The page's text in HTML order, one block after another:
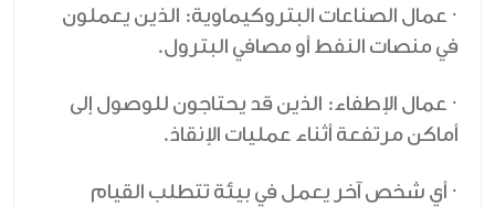
· عمال الصناعات البتروكيماوية: الذين يعملون
في منصات النفط أو مصافي البترول.
· عمال الإطفاء: الذين قد يحتاجون للوصول إلى
أماكن مرتفعة أثناء عمليات الإنقاذ.
· أي شخص آخر يعمل في بيئة تتطلب القيام